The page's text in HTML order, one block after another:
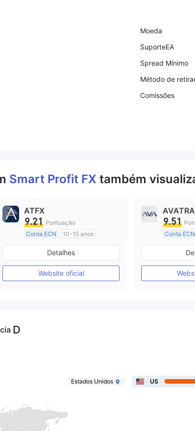
Moeda
SuporteEA
Spread Mínimo
Método de
Comissões
Smart Profit FX também
ATFX
9.21 Pontuação
Conta ECN
10-15 anos
Austrália Regulamento
Market Marketing (MM)
Etiqueta principal MT4
Detalhes
Website oficial
9.51
Conta ECN
Austrália
Market
Etiqueta
D
Estados Unidos US